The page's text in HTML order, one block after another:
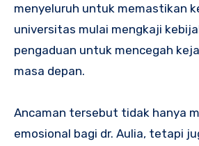
menyeluruh untuk memastikan
universitas mulai mengkaji
pengaduan untuk mencegah
masa depan.
Ancaman tersebut tidak hanya
emosional bagi dr. Aulia, tetapi